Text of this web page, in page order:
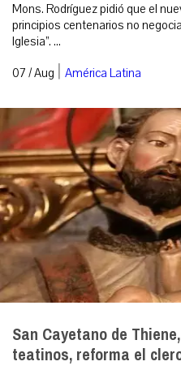
Mons. Rodríguez pidió que el
principios centenarios no
Iglesia”. ...
07 / Aug | América Latina
San Cayetano de
teatinos, reforma el